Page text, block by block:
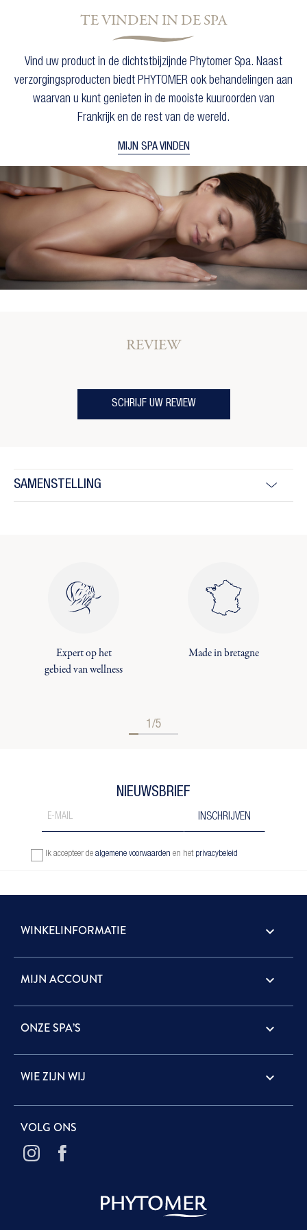
TE VINDEN IN DE SPA
Vind uw product in de dichtstbijzijnde Phytomer Spa. Naast
verzorgingsproducten biedt PHYTOMER ook behandelingen aan
waarvan u kunt genieten in de mooiste kuuroorden van
Frankrijk en de rest van de wereld.
MIJN SPA VINDEN
REVIEW
SCHRIJF UW REVIEW
SAMENSTELLING
Expert op het
gebied van wellness
Made in bretagne
1/5
NIEUWSBRIEF
Ik accepteer de algemene voorwaarden en het privacybeleid
WINKELINFORMATIE keyboard_arrow_down
MIJN ACCOUNT 
ONZE SPA’S 
WIE ZIJN WIJ 
VOLG ONS